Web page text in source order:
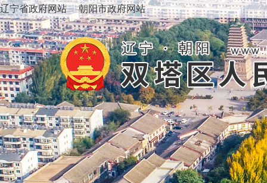
辽宁省政府网站 朝阳市政府网站